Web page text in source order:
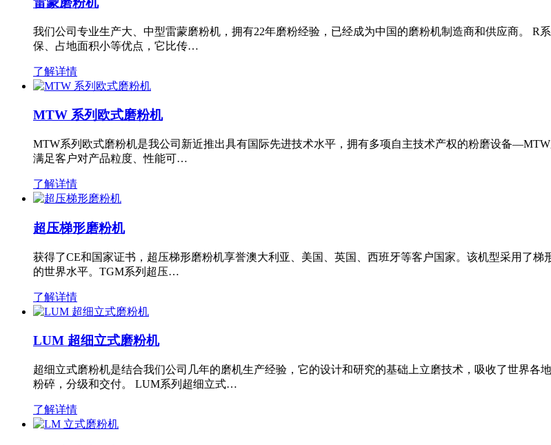
我们公司专业生产大、中型雷蒙磨粉机，拥有22年磨粉经验，已经成为中国的磨粉机制造商和供应商。
保、占地面积小等优点，它比传…
了解详情
MTW 系列欧式磨粉机
MTW系列欧式磨粉机是我公司新近推出具有国际先进技术水平，拥有多项自主技术产权的粉磨设备
满足客户对产品粒度、性能可…
了解详情
超压梯形磨粉机
获得了CE和国家证书，超压梯形磨粉机享誉澳大利亚、美国、英国、西班牙等客户国家。该机型采用了
的世界水平。TGM系列超压…
了解详情
LUM 超细立式磨粉机
超细立式磨粉机是结合我们公司几年的磨机生产经验，它的设计和研究的基础上立磨技术，吸收了世界
粉碎，分级和交付。 LUM系列超细立式…
了解详情